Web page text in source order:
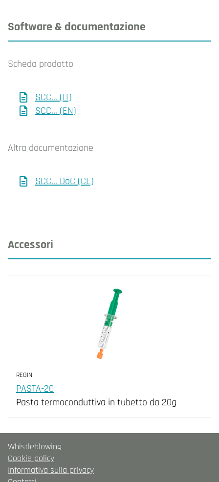
Software & documentazione
Scheda prodotto
SCC... (IT)
SCC... (EN)
Altra documentazione
SCC... DoC (CE)
Accessori
REGIN
PASTA-20
Pasta termoconduttiva in tubetto da 20g
Whistleblowing
Cookie policy
Informativa sulla privacy